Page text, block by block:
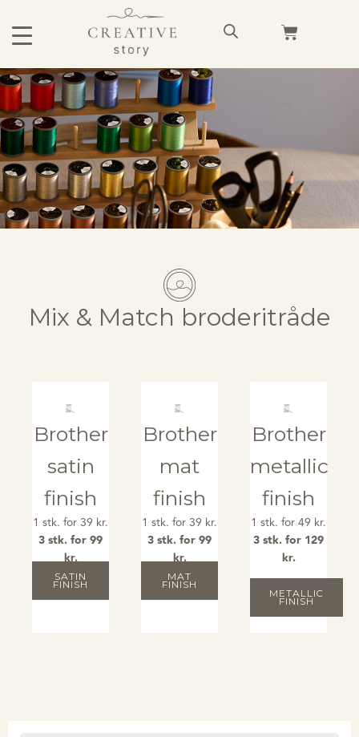
Mix & Match broderitråde
Brother
satin
finish
1 stk. for 39 kr.
3 stk. for 99
kr.
SATIN
FINISH
Brother
mat
finish
1 stk. for 39 kr.
3 stk. for 99
kr.
MAT
FINISH
Brother
metallic
finish
1 stk. for 49 kr.
3 stk. for 129
kr.
METALLIC
FINISH